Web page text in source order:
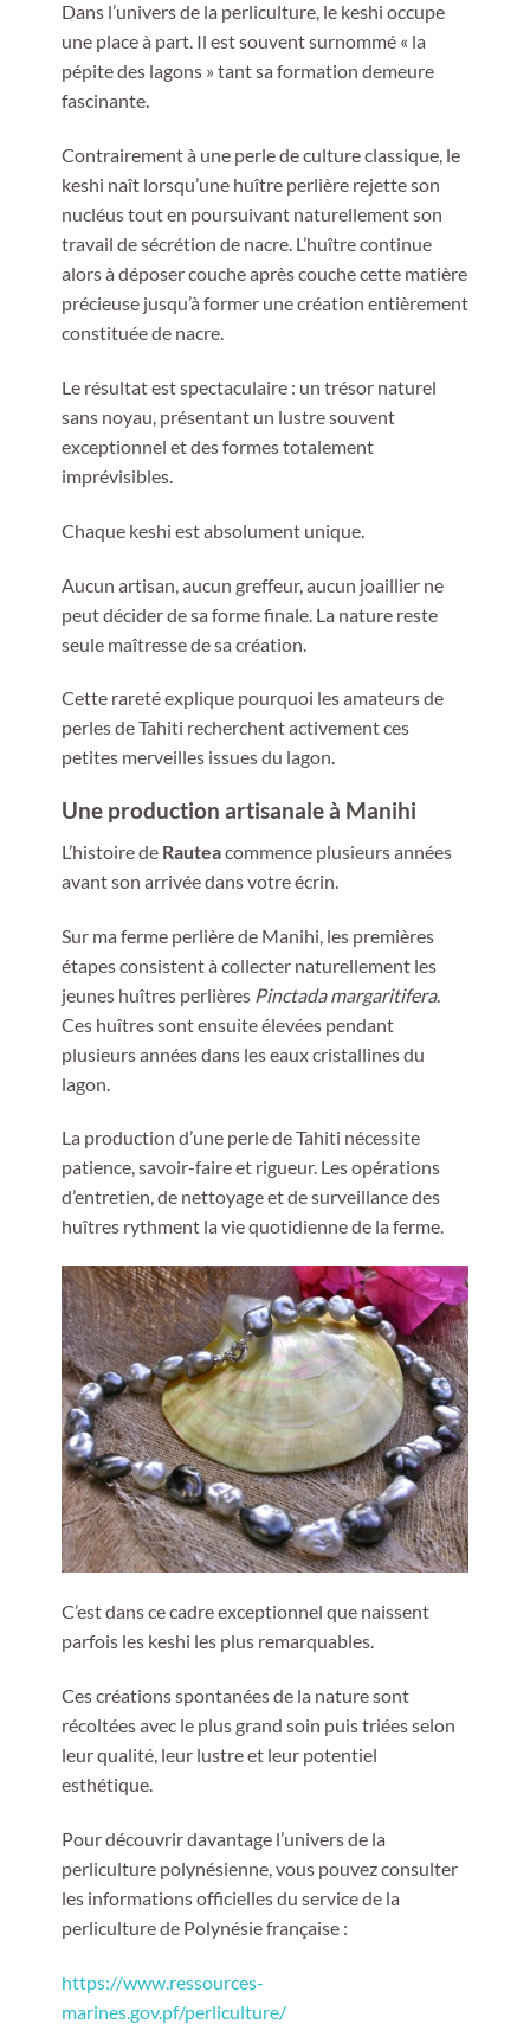
Dans l’univers de la perliculture, le keshi occupe
une place à part. Il est souvent surnommé « la
pépite des lagons » tant sa formation demeure
fascinante.
Contrairement à une perle de culture classique, le
keshi naît lorsqu’une huître perlière rejette son
nucléus tout en poursuivant naturellement son
travail de sécrétion de nacre. L’huître continue
alors à déposer couche après couche cette matière
précieuse jusqu’à former une création entièrement
constituée de nacre.
Le résultat est spectaculaire : un trésor naturel
sans noyau, présentant un lustre souvent
exceptionnel et des formes totalement
imprévisibles.
Chaque keshi est absolument unique.
Aucun artisan, aucun greffeur, aucun joaillier ne
peut décider de sa forme finale. La nature reste
seule maîtresse de sa création.
Cette rareté explique pourquoi les amateurs de
perles de Tahiti recherchent activement ces
petites merveilles issues du lagon.
Une production artisanale à Manihi
L’histoire de Rauteacommence plusieurs années
avant son arrivée dans votre écrin.
Sur ma ferme perlière de Manihi, les premières
étapes consistent à collecter naturellement les
jeunes huîtres perlières Pinctada margaritifera.
Ces huîtres sont ensuite élevées pendant
plusieurs années dans les eaux cristallines du
lagon.
La production d’une perle de Tahiti nécessite
patience, savoir-faire et rigueur. Les opérations
d’entretien, de nettoyage et de surveillance des
huîtres rythment la vie quotidienne de la ferme.
C’est dans ce cadre exceptionnel que naissent
parfois les keshi les plus remarquables.
Ces créations spontanées de la nature sont
récoltées avec le plus grand soin puis triées selon
leur qualité, leur lustre et leur potentiel
esthétique.
Pour découvrir davantage l’univers de la
perliculture polynésienne, vous pouvez consulter
les informations officielles du service de la
perliculture de Polynésie française :
https://www.ressources-
marines.gov.pf/perliculture/